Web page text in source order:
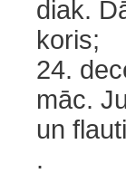
diak.
koris;
24.
māc.
un
.